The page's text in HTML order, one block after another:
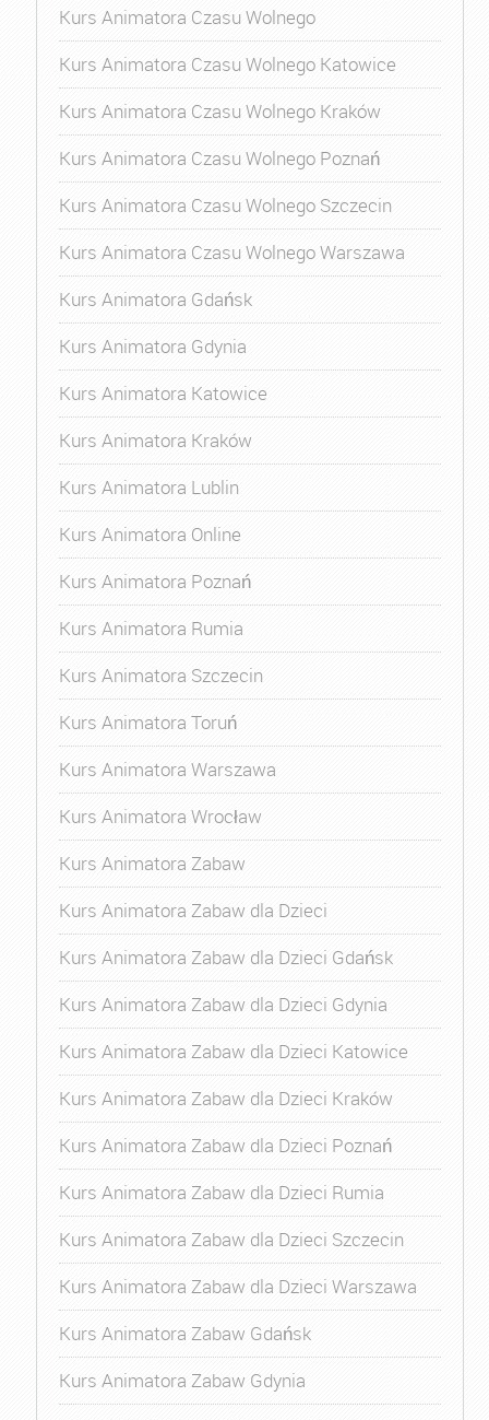
Kurs Animatora Czasu Wolnego
Kurs Animatora Czasu Wolnego Katowice
Kurs Animatora Czasu Wolnego Kraków
Kurs Animatora Czasu Wolnego Poznań
Kurs Animatora Czasu Wolnego Szczecin
Kurs Animatora Czasu Wolnego Warszawa
Kurs Animatora Gdańsk
Kurs Animatora Gdynia
Kurs Animatora Katowice
Kurs Animatora Kraków
Kurs Animatora Lublin
Kurs Animatora Online
Kurs Animatora Poznań
Kurs Animatora Rumia
Kurs Animatora Szczecin
Kurs Animatora Toruń
Kurs Animatora Warszawa
Kurs Animatora Wrocław
Kurs Animatora Zabaw
Kurs Animatora Zabaw dla Dzieci
Kurs Animatora Zabaw dla Dzieci Gdańsk
Kurs Animatora Zabaw dla Dzieci Gdynia
Kurs Animatora Zabaw dla Dzieci Katowice
Kurs Animatora Zabaw dla Dzieci Kraków
Kurs Animatora Zabaw dla Dzieci Poznań
Kurs Animatora Zabaw dla Dzieci Rumia
Kurs Animatora Zabaw dla Dzieci Szczecin
Kurs Animatora Zabaw dla Dzieci Warszawa
Kurs Animatora Zabaw Gdańsk
Kurs Animatora Zabaw Gdynia